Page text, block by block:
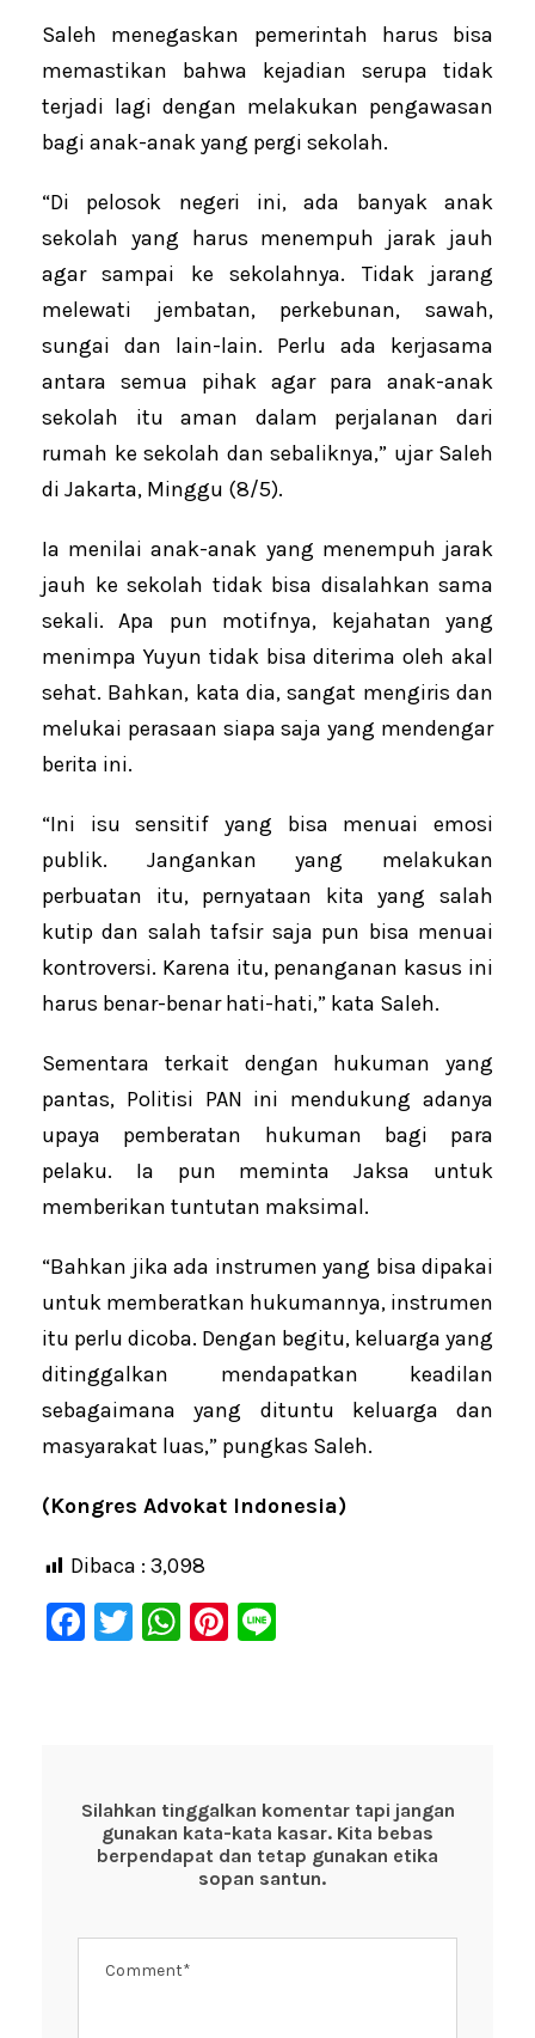
Saleh menegaskan pemerintah harus bisa
memastikan bahwa kejadian serupa tidak
terjadi lagi dengan melakukan pengawasan
bagi anak-anak yang pergi sekolah.
“Di pelosok negeri ini, ada banyak anak
sekolah yang harus menempuh jarak jauh
agar sampai ke sekolahnya. Tidak jarang
melewati jembatan, perkebunan, sawah,
sungai dan lain-lain. Perlu ada kerjasama
antara semua pihak agar para anak-anak
sekolah itu aman dalam perjalanan dari
rumah ke sekolah dan sebaliknya,” ujar Saleh
di Jakarta, Minggu (8/5).
Ia menilai anak-anak yang menempuh jarak
jauh ke sekolah tidak bisa disalahkan sama
sekali. Apa pun motifnya, kejahatan yang
menimpa Yuyun tidak bisa diterima oleh akal
sehat. Bahkan, kata dia, sangat mengiris dan
melukai perasaan siapa saja yang mendengar
berita ini.
“Ini isu sensitif yang bisa menuai emosi
publik. Jangankan yang melakukan
perbuatan itu, pernyataan kita yang salah
kutip dan salah tafsir saja pun bisa menuai
kontroversi. Karena itu, penanganan kasus ini
harus benar-benar hati-hati,” kata Saleh.
Sementara terkait dengan hukuman yang
pantas, Politisi PAN ini mendukung adanya
upaya pemberatan hukuman bagi para
pelaku. Ia pun meminta Jaksa untuk
memberikan tuntutan maksimal.
“Bahkan jika ada instrumen yang bisa dipakai
untuk memberatkan hukumannya, instrumen
itu perlu dicoba. Dengan begitu, keluarga yang
ditinggalkan mendapatkan keadilan
sebagaimana yang dituntu keluarga dan
masyarakat luas,” pungkas Saleh.
(Kongres Advokat Indonesia)
Dibaca : 3,098
F
o
o
T
W
p
p
Pi
Silahkan tinggalkan komentar tapi jangan
gunakan kata-kata kasar. Kita bebas
berpendapat dan tetap gunakan etika
sopan santun.